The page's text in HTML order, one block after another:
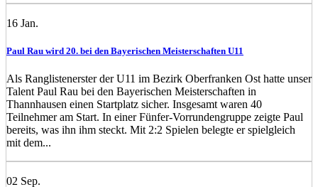
16 Jan.
Paul Rau wird 20. bei den Bayerischen Meisterschaften U11
Als Ranglistenerster der U11 im Bezirk Oberfranken Ost hatte unser
Talent Paul Rau bei den Bayerischen Meisterschaften in
Thannhausen einen Startplatz sicher. Insgesamt waren 40
Teilnehmer am Start. In einer Fünfer-Vorrundengruppe zeigte Paul
bereits, was ihn ihm steckt. Mit 2:2 Spielen belegte er spielgleich
mit dem...
02 Sep.